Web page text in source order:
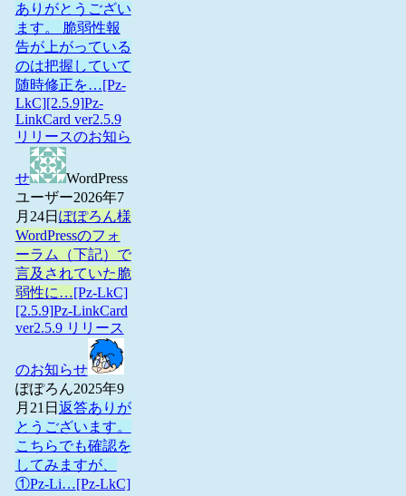
ありがとうござい
ます。 脆弱性報
告が上がっている
のは把握していて
随時修正を…[Pz-
LkC][2.5.9]Pz-
LinkCard ver2.5.9
リリースのお知ら
せ
WordPress
ユーザー2026年7
月24日 ぽぽろん様
WordPressのフォ
ーラム（下記）で
言及されていた脆
弱性に…[Pz-LkC]
[2.5.9]Pz-LinkCard
ver2.5.9 リリース
のお知らせ
ぽぽろん2025年9
月21日 返答ありが
とうございます。
こちらでも確認を
してみますが、
①Pz-Li…[Pz-LkC]